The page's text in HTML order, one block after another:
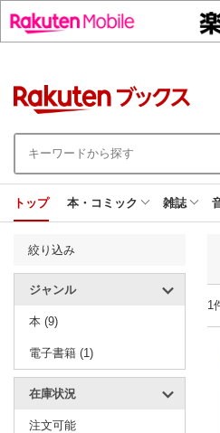
トップ 本・コミック 雑誌
絞り込み
ジャンル
本 (9)
電子書籍 (1)
在庫状況
注文可能
1